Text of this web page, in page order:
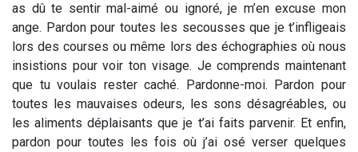
as dû te sentir mal-aimé ou ignoré, je m’en excuse mon
ange. Pardon pour toutes les secousses que je t’infligeais
lors des courses ou même lors des échographies où nous
insistions pour voir ton visage. Je comprends maintenant
que tu voulais rester caché. Pardonne-moi. Pardon pour
toutes les mauvaises odeurs, les sons désagréables, ou
les aliments déplaisants que je t’ai faits parvenir. Et enfin,
pardon pour toutes les fois où j’ai osé verser quelques